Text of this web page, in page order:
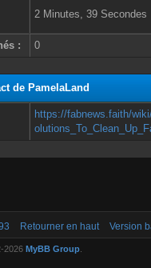
2 Minutes, 39 Secondes
: 0
de PamelaLand
https://fabnews.faith/
Retourner en haut Version
2026 MyBB Group